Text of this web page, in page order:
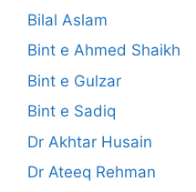
Bilal Aslam
Bint e Ahmed Shaikh
Bint e Gulzar
Bint e Sadiq
Dr Akhtar Husain
Dr Ateeq Rehman